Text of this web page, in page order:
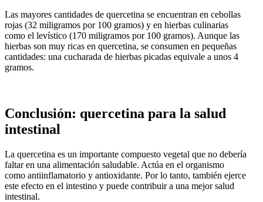
Las mayores cantidades de quercetina se encuentran en cebollas
rojas (32 miligramos por 100 gramos) y en hierbas culinarias
como el levístico (170 miligramos por 100 gramos). Aunque las
hierbas son muy ricas en quercetina, se consumen en pequeñas
cantidades: una cucharada de hierbas picadas equivale a unos 4
gramos.
Conclusión: quercetina para la salud
intestinal
La quercetina es un importante compuesto vegetal que no debería
faltar en una alimentación saludable. Actúa en el organismo
como antiinflamatorio y antioxidante. Por lo tanto, también ejerce
este efecto en el intestino y puede contribuir a una mejor salud
intestinal.